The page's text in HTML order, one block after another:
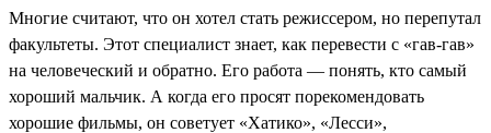
Многие считают, что он хотел стать режиссером, но перепутал
факультеты. Этот специалист знает, как перевести с «гав-гав»
на человеческий и обратно. Его работа — понять, кто самый
хороший мальчик. А когда его просят порекомендовать
хорошие фильмы, он советует «Хатико», «Лесси»,